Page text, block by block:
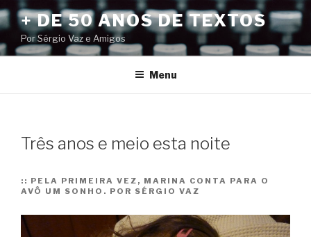
Pular
para
o
conteúdo
+ DE 50 ANOS DE TEXTOS
Por Sérgio Vaz e Amigos
Menu
Três anos e meio esta noite
:: PELA PRIMEIRA VEZ, MARINA CONTA PARA O
AVÔ UM SONHO. POR SÉRGIO VAZ